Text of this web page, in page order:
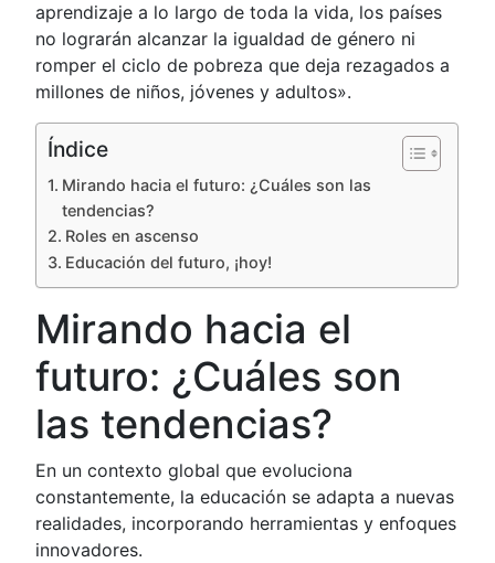
aprendizaje a lo largo de toda la vida, los países
no lograrán alcanzar la igualdad de género ni
romper el ciclo de pobreza que deja rezagados a
millones de niños, jóvenes y adultos».
Índice
Mirando hacia el futuro: ¿Cuáles son las
tendencias?
Roles en ascenso
Educación del futuro, ¡hoy!
Mirando hacia el
futuro: ¿Cuáles son
las tendencias?
En un contexto global que evoluciona
constantemente, la educación se adapta a nuevas
realidades, incorporando herramientas y enfoques
innovadores.